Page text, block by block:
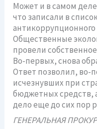
Может и в самом
что записали в
антикоррупционного
Общественные
провели
Во-первых, снова
Ответ позволил, во-
исчезнувших при
бюджетных средств,
дело еще до сих пор
ГЕНЕРАЛЬНАЯ